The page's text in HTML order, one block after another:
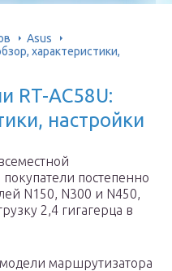
Asus
характеристики,
RT-AC58U:
настройки
постепенно
N150, N300 и N450,
2,4 гигагерца в
маршрутизатора